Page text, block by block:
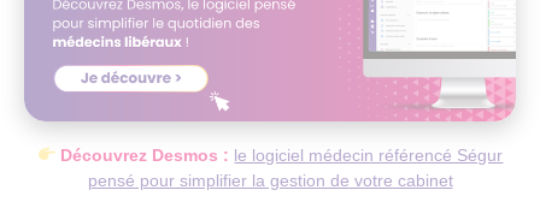
Découvrez Desmos : le logiciel médecin référencé Ségur
pensé pour simplifier la gestion de votre cabinet